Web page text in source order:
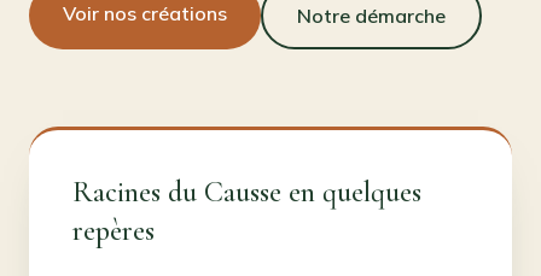
Voir nos créations Notre démarche
Racines du Causse en quelques
repères